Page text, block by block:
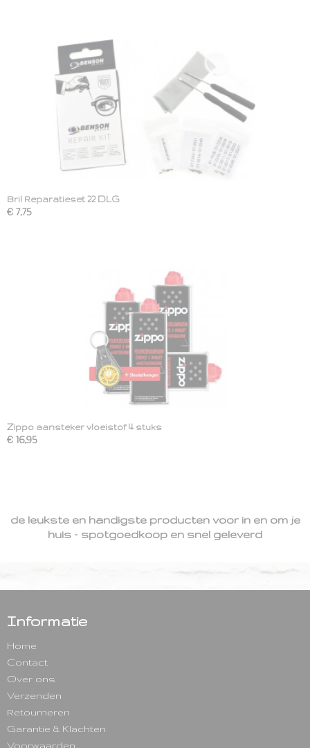
Bril Reparatieset 22 DLG
€ 7,75
Zippo aansteker vloeistof 4 stuks
€ 16,95
de leukste en handigste producten voor in en om je
huis - spotgoedkoop en snel geleverd
Informatie
Home
Contact
Over ons
Verzenden
Retourneren
Garantie & Klachten
Voorwaarden